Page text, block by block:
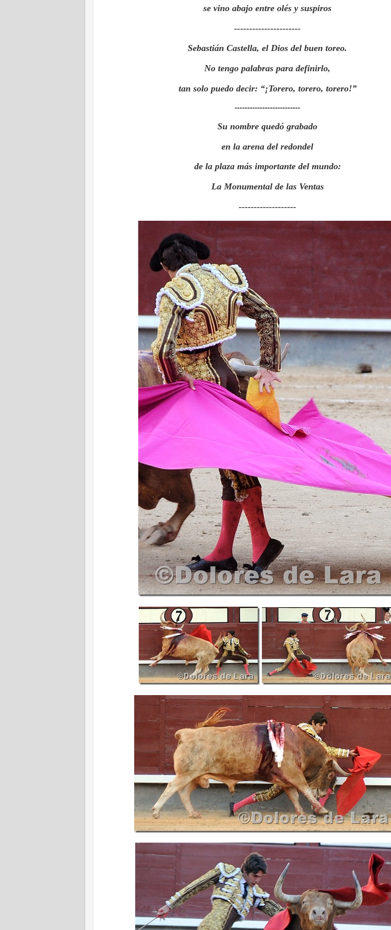
se vino abajo entre olés y suspiros
----------------------
Sebastián Castella, el Dios del buen toreo.
No tengo palabras para definirlo,
tan solo puedo decir: “¡Torero, torero, torero!”
--------------------------
Su nombre quedó grabado
en la arena del redondel
de la plaza más importante del mundo:
La Monumental de las Ventas
-------------------